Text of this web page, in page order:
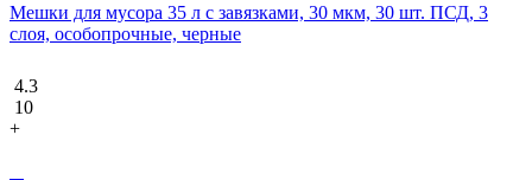
Мешки для мусора 35 л с завязками, 30 мкм, 30 шт. ПСД, 3
слоя, особопрочные, черные
4.3
10
+